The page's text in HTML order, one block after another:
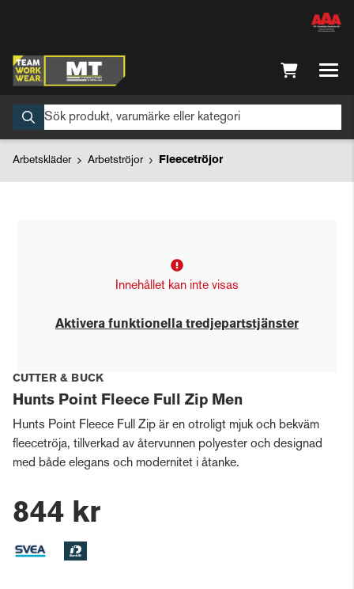
Arbetskläder Arbetströjor Fleecetröjor
Innehållet kan inte visas
Aktivera funktionella tredjepartstjänster
CUTTER & BUCK
Hunts Point Fleece Full Zip Men
Hunts Point Fleece Full Zip är en otroligt mjuk och bekväm
fleecetröja, tillverkad av återvunnen polyester och designad
med både elegans och modernitet i åtanke.
844 kr